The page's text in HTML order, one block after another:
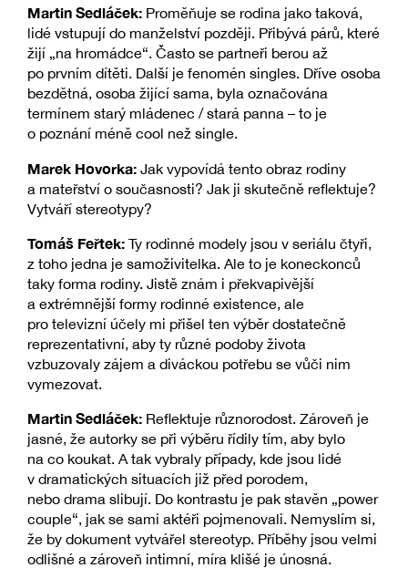
Martin Sedláček: Proměňuje se rodina jako taková,
lidé vstupují do manželství později. Přibývá párů, které
žijí „na hromádce“. Často se partneři berou až
po prvním dítěti. Další je fenomén singles. Dříve osoba
bezdětná, osoba žijící sama, byla označována
termínem starý mládenec / stará panna – to je
o poznání méně cool než single.
Marek Hovorka: Jak vypovídá tento obraz rodiny
a mateřství o současnosti? Jak ji skutečně reflektuje?
Vytváří stereotypy?
Tomáš Feřtek: Ty rodinné modely jsou v seriálu čtyři,
z toho jedna je samoživitelka. Ale to je koneckonců
taky forma rodiny. Jistě znám i překvapivější
a extrémnější formy rodinné existence, ale
pro televizní účely mi přišel ten výběr dostatečně
reprezentativní, aby ty různé podoby života
vzbuzovaly zájem a diváckou potřebu se vůči nim
vymezovat.
Martin Sedláček: Reflektuje různorodost. Zároveň je
jasné, že autorky se při výběru řídily tím, aby bylo
na co koukat. A tak vybraly případy, kde jsou lidé
v dramatických situacích již před porodem,
nebo drama slibují. Do kontrastu je pak stavěn „power
couple“, jak se sami aktéři pojmenovali. Nemyslím si,
že by dokument vytvářel stereotyp. Příběhy jsou velmi
odlišné a zároveň intimní, míra klišé je únosná.